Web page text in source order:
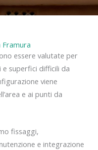
Framura
essere valutate per
superfici difficili da
viene
e ai punti da
fissaggi,
e integrazione